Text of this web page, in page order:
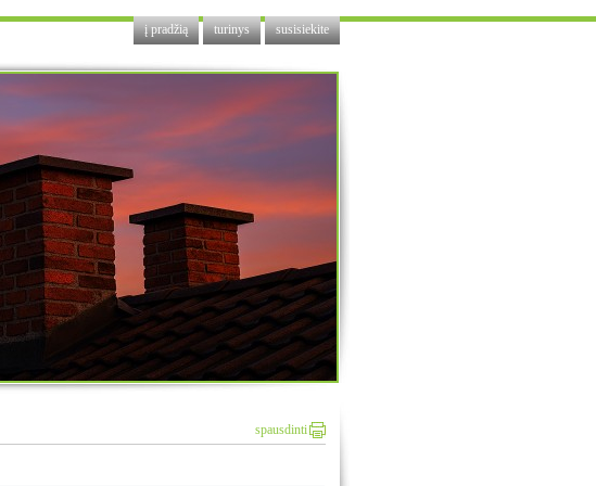
į pradžią
turinys susisiekite
spausdinti